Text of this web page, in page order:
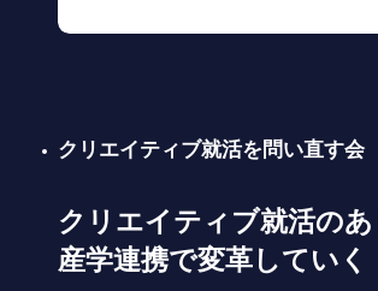
クリエイティブ就活を問い直す会
クリエイティブ就活の
産学連携で変革していく